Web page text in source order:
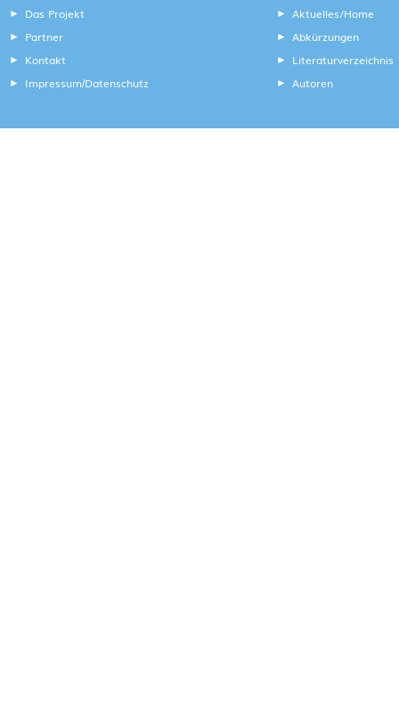
Das Projekt
Partner
Kontakt
Impressum/Datenschutz
Aktuelles/Home
Abkürzungen
Literaturverzeichnis
Autoren